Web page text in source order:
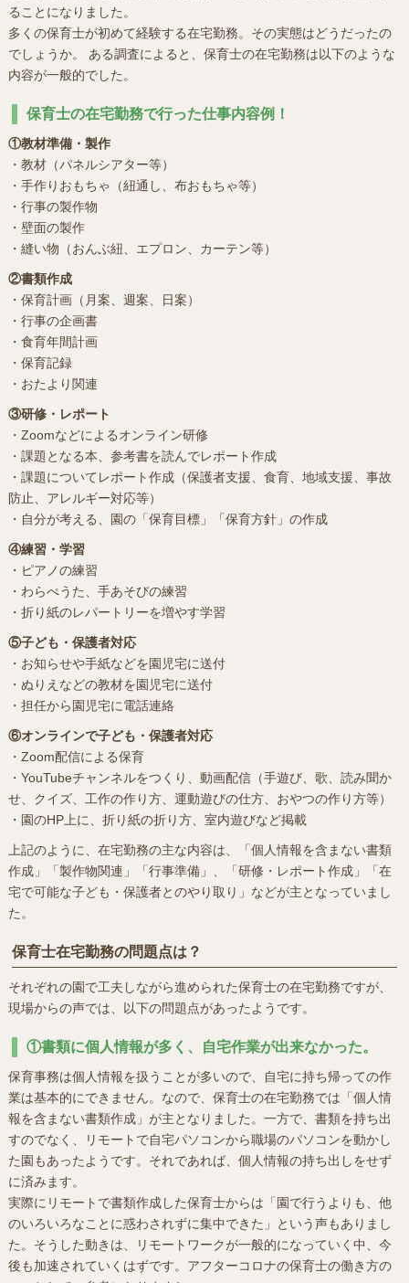
ることになりました。
多くの保育士が初めて経験する在宅勤務。その実態はどうだったの
でしょうか。 ある調査によると、保育士の在宅勤務は以下のような
内容が一般的でした。
保育士の在宅勤務で行った仕事内容例！
①教材準備・製作
・教材（パネルシアター等）
・手作りおもちゃ（紐通し、布おもちゃ等）
・行事の製作物
・壁面の製作
・縫い物（おんぶ紐、エプロン、カーテン等）
②書類作成
・保育計画（月案、週案、日案）
・行事の企画書
・食育年間計画
・保育記録
・おたより関連
③研修・レポート
・Zoomなどによるオンライン研修
・課題となる本、参考書を読んでレポート作成
・課題についてレポート作成（保護者支援、食育、地域支援、事故
防止、アレルギー対応等）
・自分が考える、園の「保育目標」「保育方針」の作成
④練習・学習
・ピアノの練習
・わらべうた、手あそびの練習
・折り紙のレパートリーを増やす学習
⑤子ども・保護者対応
・お知らせや手紙などを園児宅に送付
・ぬりえなどの教材を園児宅に送付
・担任から園児宅に電話連絡
⑥オンラインで子ども・保護者対応
・Zoom配信による保育
・YouTubeチャンネルをつくり、動画配信（手遊び、歌、読み聞か
せ、クイズ、工作の作り方、運動遊びの仕方、おやつの作り方等）
・園のHP上に、折り紙の折り方、室内遊びなど掲載
上記のように、在宅勤務の主な内容は、「個人情報を含まない書類
作成」「製作物関連」「行事準備」、「研修・レポート作成」「在
宅で可能な子ども・保護者とのやり取り」などが主となっていまし
た。
保育士在宅勤務の問題点は？
それぞれの園で工夫しながら進められた保育士の在宅勤務ですが、
現場からの声では、以下の問題点があったようです。
①書類に個人情報が多く、自宅作業が出来なかった。
保育事務は個人情報を扱うことが多いので、自宅に持ち帰っての作
業は基本的にできません。なので、保育士の在宅勤務では「個人情
報を含まない書類作成」が主となりました。一方で、書類を持ち出
すのでなく、リモートで自宅パソコンから職場のパソコンを動かし
た園もあったようです。それであれば、個人情報の持ち出しをせず
に済みます。
実際にリモートで書類作成した保育士からは「園で行うよりも、他
のいろいろなことに惑わされずに集中できた」という声もありまし
た。そうした動きは、リモートワークが一般的になっていく中、今
後も加速されていくはずです。アフターコロナの保育士の働き方の